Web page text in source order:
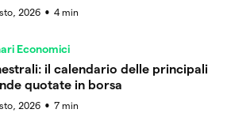
2026 ● 4 min
Economici
il calendario delle principali
quotate in borsa
2026 ● 7 min